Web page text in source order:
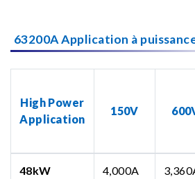
63200A Application à
High Power
Application
150V
48kW 4,000A